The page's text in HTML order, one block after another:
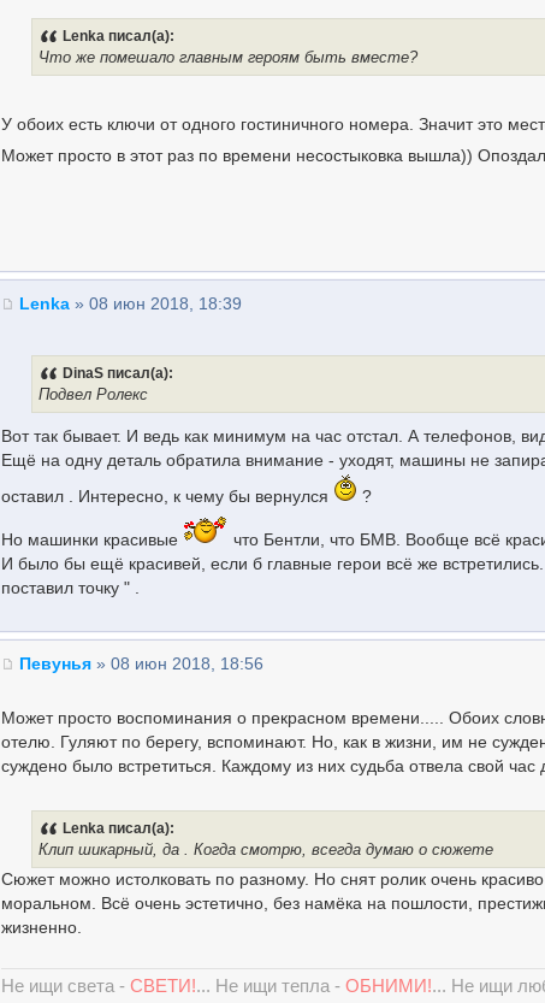
Lenka писал(а):
Что же помешало главным героям быть вместе?
У обоих есть ключи от одного гостиничного номера. Значит это
Может просто в этот раз по времени несостыковка вышла))
Lenka » 08 июн 2018, 18:39
DinaS писал(а):
Подвел Ролекс
Вот так бывает. И ведь как минимум на час отстал. А телефонов,
Ещё на одну деталь обратила внимание - уходят, машины не
оставил . Интересно, к чему бы вернулся
?
Но машинки красивые
что Бентли, что БМВ. Вообще всё
И было бы ещё красивей, если б главные герои всё же
поставил точку " .
Певунья » 08 июн 2018, 18:56
Может просто воспоминания о прекрасном времени..... Обоих
отелю. Гуляют по берегу, вспоминают. Но, как в жизни, им не
суждено было встретиться. Каждому из них судьба отвела свой час
Lenka писал(а):
Клип шикарный, да . Когда смотрю, всегда думаю о сюжете
Сюжет можно истолковать по разному. Но снят ролик очень
моральном. Всё очень эстетично, без намёка на пошлости,
жизненно.
Не ищи света - СВЕТИ!... Не ищи тепла - ОБНИМИ!... Не ищи